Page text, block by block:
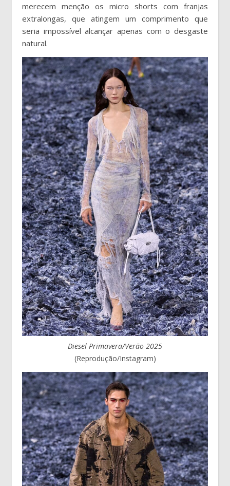
merecem menção os micro shorts com franjas
extralongas, que atingem um comprimento que
seria impossível alcançar apenas com o desgaste
natural.
Diesel Primavera/Verão 2025
(Reprodução/Instagram)